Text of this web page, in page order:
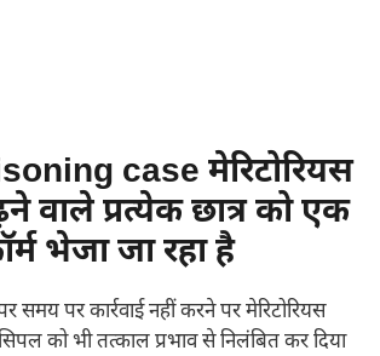
case मेरिटोरियस
वाले प्रत्येक छात्र को एक
भेजा जा रहा है
समय पर कार्रवाई नहीं करने पर मेरिटोरियस
को भी तत्काल प्रभाव से निलंबित कर दिया